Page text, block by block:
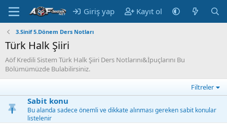
Giriş yap Kayıt ol
3.Sinif 5.Dönem Ders Notları
Türk Halk Şiiri
Aöf Kredili Sistem Türk Halk Şiiri Ders Notlarını&İpuçlarını Bu
Bölümümüzde Bulabilirsiniz.
Filtreler
Sabit konu
Bu alanda sadece önemli ve dikkate alınması gereken sabit konular
listelenir